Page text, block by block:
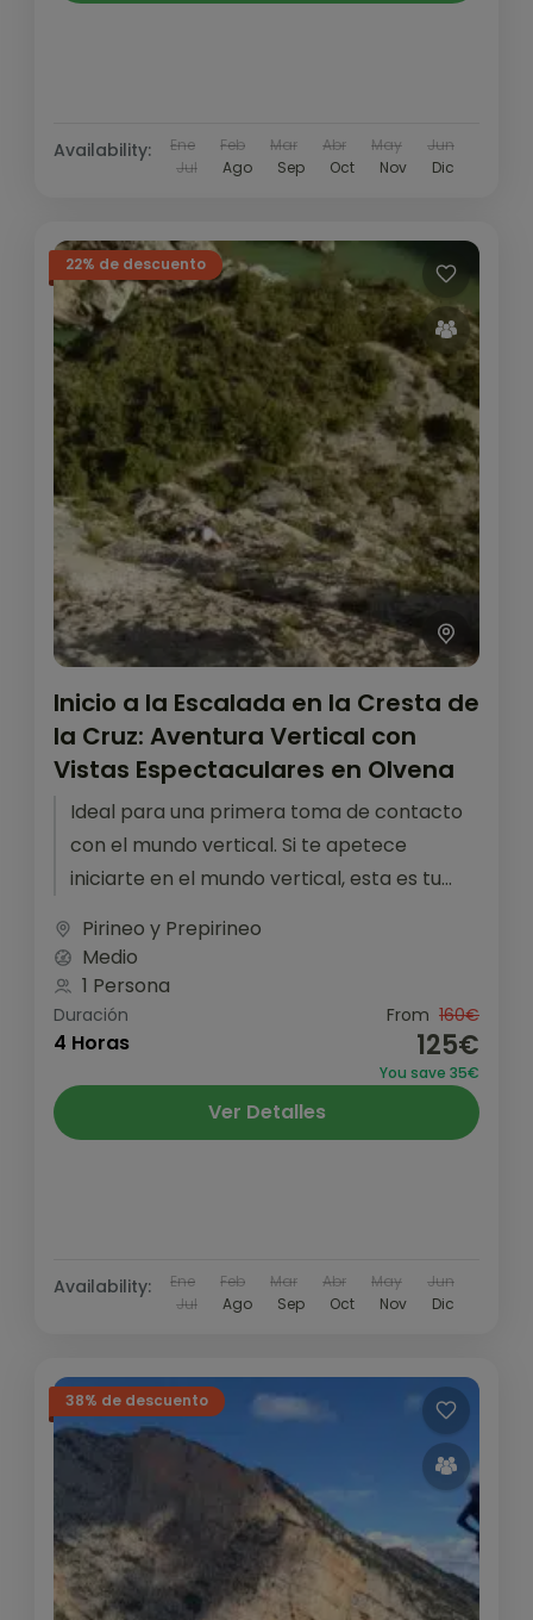
Availability: Ene Feb Mar Abr May
Jun
Jul
Ago Sep Oct Nov Dic
22% de descuento
Inicio a la Escalada en la Cresta de
la Cruz: Aventura Vertical con
Vistas Espectaculares en Olvena
Ideal para una primera toma de contacto
con el mundo vertical. Si te apetece
iniciarte en el mundo vertical, esta es tu
Pirineo y Prepirineo
Medio
1 Persona
Duración
4 Horas
From 160€
125€
You save 35€
Ver Detalles
Availability: Ene Feb Mar Abr May
Jun
Jul
Ago Sep Oct Nov Dic
38% de descuento